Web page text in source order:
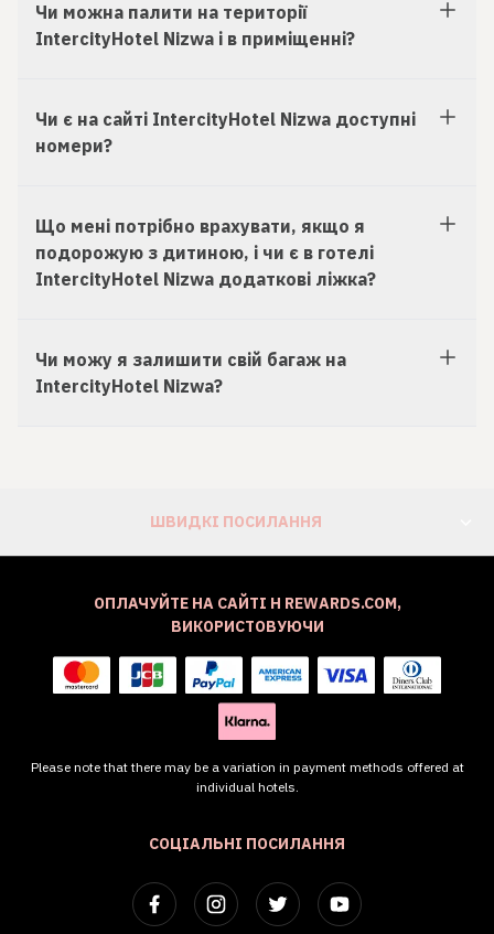
Чи можна палити на території
IntercityHotel Nizwa і в приміщенні?
Чи є на сайті IntercityHotel Nizwa доступні
номери?
Що мені потрібно врахувати, якщо я
подорожую з дитиною, і чи є в готелі
IntercityHotel Nizwa додаткові ліжка?
Чи можу я залишити свій багаж на
IntercityHotel Nizwa?
ШВИДКІ ПОСИЛАННЯ
СОЦІАЛЬНІ ПОСИЛАННЯ
ОПЛАЧУЙТЕ НА САЙТІ H REWARDS.COM,
ВИКОРИСТОВУЮЧИ
Please note that there may be a variation in payment methods offered at
individual hotels.